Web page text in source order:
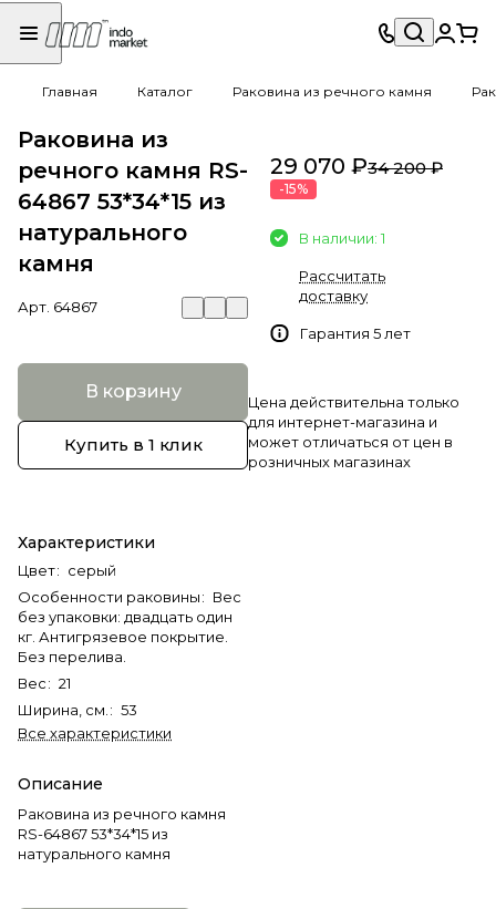
Главная Каталог Раковина из речного камня
Раковина из
речного камня RS-
64867 53*34*15 из
натурального
камня
Арт. 64867
В корзину
Купить в 1 клик
Характеристики
Цвет: серый
Особенности раковины: Вес
без упаковки: двадцать один
кг. Антигрязевое покрытие.
Без перелива.
Вес: 21
Ширина, см. : 53
Все характеристики
Описание
Раковина из речного камня
RS-64867 53*34*15 из
натурального камня
29 070 ₽34 200 ₽
-15%
В наличии: 1
Рассчитать
доставку
Гарантия 5 лет
Цена действительна только
для интернет-магазина и
может отличаться от цен в
розничных магазинах